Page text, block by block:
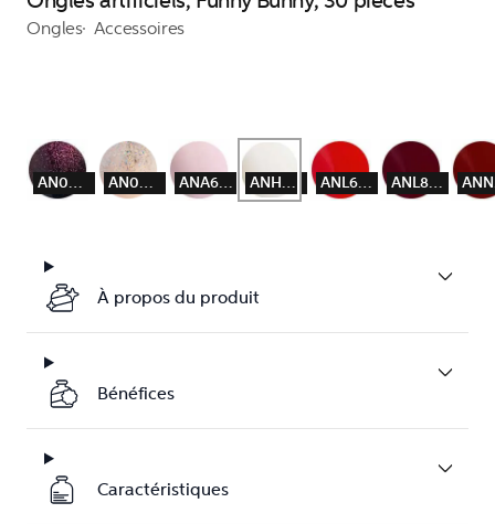
Ongles Accessoires
AN003L AN008L ANA60S ANH22S ANL64S ANL87S
À propos du produit
Bénéfices
Caractéristiques